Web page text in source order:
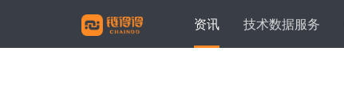
资讯 技术数据服务